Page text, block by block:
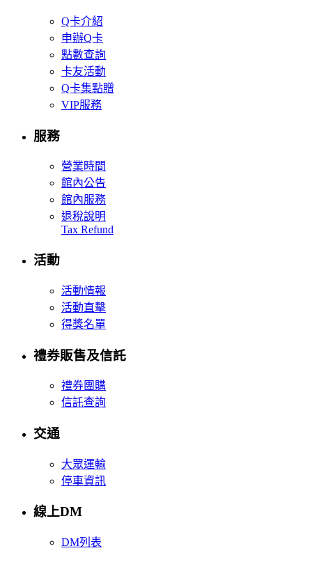
Q卡介紹
申辦Q卡
點數查詢
卡友活動
Q卡集點贈
VIP服務
服務
營業時間
館內公告
館內服務
退稅說明
Tax Refund
活動
活動情報
活動直擊
得獎名單
禮券販售及信託
禮券團購
信託查詢
交通
大眾運輸
停車資訊
線上DM
DM列表